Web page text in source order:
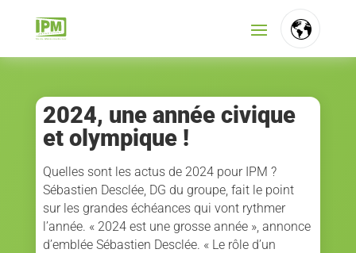
2024, une année civique
et olympique !
Quelles sont les actus de 2024 pour IPM ?
Sébastien Desclée, DG du groupe, fait le point
sur les grandes échéances qui vont rythmer
l’année. « 2024 est une grosse année », annonce
d’emblée Sébastien Desclée. « Le rôle d’un